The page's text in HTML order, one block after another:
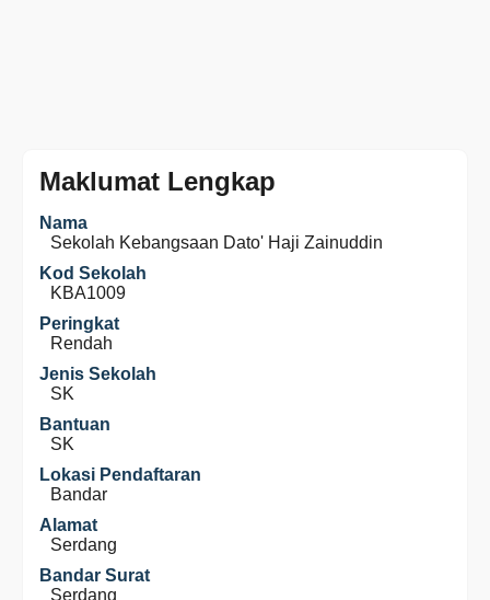
Maklumat Lengkap
Nama
Sekolah Kebangsaan Dato' Haji Zainuddin
Kod Sekolah
KBA1009
Peringkat
Rendah
Jenis Sekolah
SK
Bantuan
SK
Lokasi Pendaftaran
Bandar
Alamat
Serdang
Bandar Surat
Serdang